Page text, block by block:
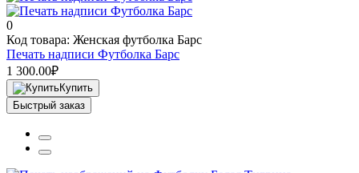
0
Код товара: Женская футболка Барс
Печать надписи Футболка Барс
1 300.00₽
Купить
Быстрый заказ